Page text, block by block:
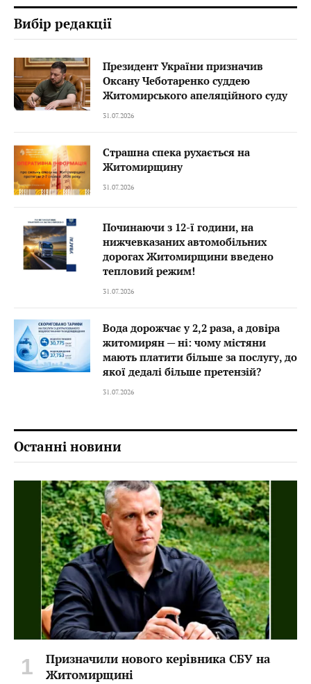
Вибір редакції
Президент України призначив
Оксану Чеботаренко суддею
Житомирського апеляційного суду
31.07.2026
Страшна спека рухається на
Житомирщину
31.07.2026
Починаючи з 12-ї години, на
нижчевказаних автомобільних
дорогах Житомирщини введено
тепловий режим!
31.07.2026
Вода дорожчає у 2,2 раза, а довіра
житомирян — ні: чому містяни
мають платити більше за послугу, до
якої дедалі більше претензій?
31.07.2026
Останні новини
Призначили нового керівника СБУ на
Житомирщині